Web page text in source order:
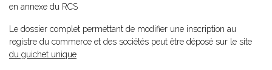
en annexe du RCS
Le dossier complet permettant de modifier une inscription au
registre du commerce et des sociétés peut être déposé sur le site
du guichet unique